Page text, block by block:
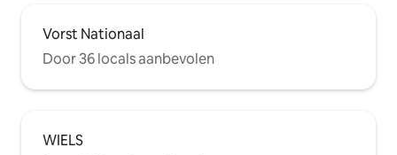
Vorst Nationaal
Door 36 locals aanbevolen
WIELS